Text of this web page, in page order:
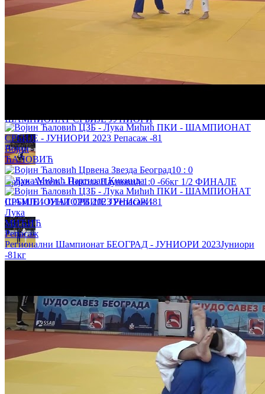
Обрен Антић - Марко Корица 1:0 +100кг 1/2 ФИНАЛЕ
ШАМПИОНАТ СРБИЈЕ ЈУНИОРИ
Срђан Антељ - Никола Пауновић 1:0 -66кг 1/2 ФИНАЛЕ
ШАМПИОНАТ СРБИЈЕ ЈУНИОРИ
Василије Грујичић - Андреј Вучковић 1:0 -81кг 1. КРУГ
Војин
ЋАЛОВИЋ
10 : 0
Лука
МИЋИЋ
Репасаж
Регионални Шампионат БЕОГРАД - ЈУНИОРИ 2023Јуниори
-81кг